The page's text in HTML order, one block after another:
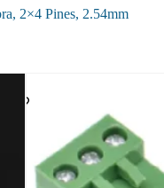
2×4 Pines, 2.54mm